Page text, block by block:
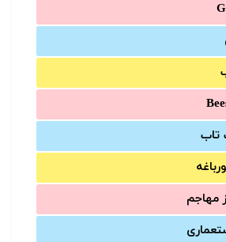
تاب
مهاجم